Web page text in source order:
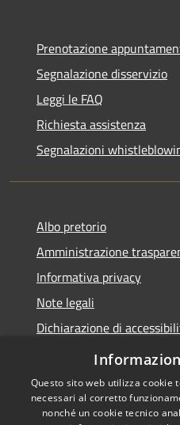
Prenotazione
Segnalazione disservizio
Leggi le FAQ
Richiesta assistenza
Segnalazioni
Albo pretorio
Amministrazione
Informativa privacy
Note legali
Dichiarazione di
Meccanismo di Feedback
Questo sito web utilizza
necessari al corretto
nonché un cookie tecnico